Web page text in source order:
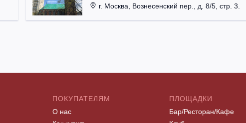
г. Москва, Вознесенский пер., д. 8/5, стр. 3.
ПОКУПАТЕЛЯМ
О нас
ПЛОЩАДКИ
Бар/Ресторан/Кафе